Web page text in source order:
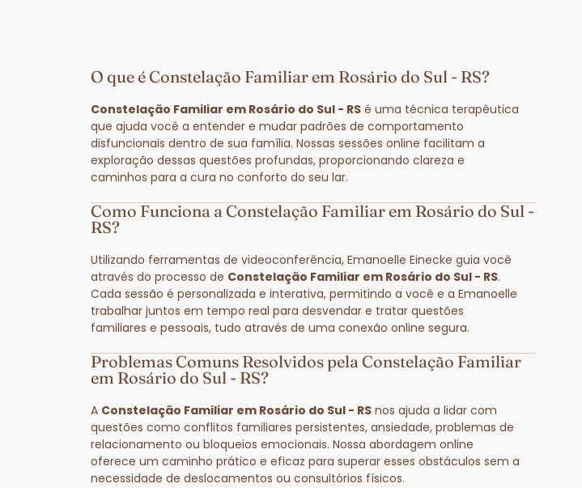
O que é Constelação Familiar em Rosário do Sul - RS?
Constelação Familiar em Rosário do Sul - RS é uma técnica terapêutica
que ajuda você a entender e mudar padrões de comportamento
disfuncionais dentro de sua família. Nossas sessões online facilitam a
exploração dessas questões profundas, proporcionando clareza e
caminhos para a cura no conforto do seu lar.
Como Funciona a Constelação Familiar em Rosário do Sul -
RS?
Utilizando ferramentas de videoconferência, Emanoelle Einecke guia você
através do processo de Constelação Familiar em Rosário do Sul - RS.
Cada sessão é personalizada e interativa, permitindo a você e a Emanoelle
trabalhar juntos em tempo real para desvendar e tratar questões
familiares e pessoais, tudo através de uma conexão online segura.
Problemas Comuns Resolvidos pela Constelação Familiar
em Rosário do Sul - RS?
A Constelação Familiar em Rosário do Sul - RS nos ajuda a lidar com
questões como conflitos familiares persistentes, ansiedade, problemas de
relacionamento ou bloqueios emocionais. Nossa abordagem online
oferece um caminho prático e eficaz para superar esses obstáculos sem a
necessidade de deslocamentos ou consultórios físicos.